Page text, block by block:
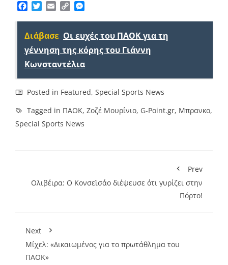
Facebook
TwitterEmailCopy
Διάβασε Οι ευχές του ΠΑΟΚ για τη
γέννηση της κόρης του Γιάννη
Κωνσταντέλια
Posted in Featured, Special Sports News
Tagged in ΠΑΟΚ, Ζοζέ Μουρίνιο, G-Point.gr, Μπρανκο,
Special Sports News
Prev
Ολιβέιρα: Ο Κονσεϊσάο διέψευσε ότι γυρίζει στην
Πόρτο!
Next
Μίχελ: «Δικαιωμένος για το πρωτάθλημα του
ΠΑΟΚ»